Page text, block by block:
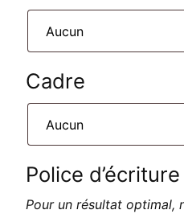
Cadre
Police d’écriture
Pour un résultat optimal,